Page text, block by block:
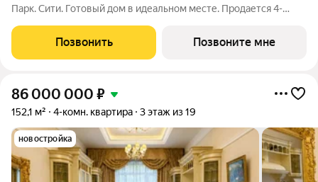
Парк. Сити. Готовый дом в идеальном месте. Продается 4-
и видом на парковый массив Фили - открытая перспектива без
риска высокоэтажной
Позвонить Позвоните мне
86 000 000 ₽
152,1 м² 4-комн. квартира 3 этаж из 19
новостройка